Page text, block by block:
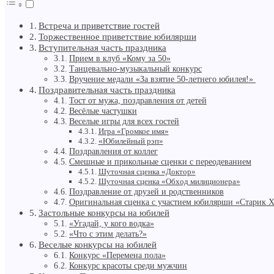
Встреча и приветствие гостей
Торжественное приветствие юбилярши
Вступительная часть праздника
Прием в клуб «Кому за 50»
Танцевально-музыкальный конкурс
Вручение медали «За взятие 50-летнего юбилея!»
Поздравительная часть праздника
Тост от мужа, поздравления от детей
Весёлые частушки
Веселые игры для всех гостей
Игра «Громкое имя»
«Юбилейный рэп»
Поздравления от коллег
Смешные и прикольные сценки с переодеванием
Шуточная сценка «Доктор»
Шуточная сценка «Обход милиционера»
Поздравление от друзей и родственников
Оригинальная сценка с участием юбилярши «Старик
Застольные конкурсы на юбилей
«Угадай, у кого водка»
«Что с этим делать?»
Веселые конкурсы на юбилей
Конкурс «Перемена пола»
Конкурс красоты среди мужчин